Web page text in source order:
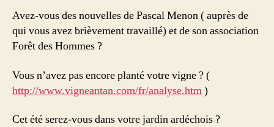
Avez-vous des nouvelles de Pascal Menon ( auprès de
qui vous avez brièvement travaillé) et de son association
Forêt des Hommes ?
Vous n’avez pas encore planté votre vigne ? (
http://www.vigneantan.com/fr/analyse.htm)
Cet été serez-vous dans votre jardin ardéchois ?